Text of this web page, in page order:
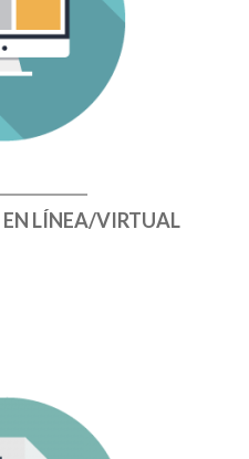
LÍNEA/VIRTUAL